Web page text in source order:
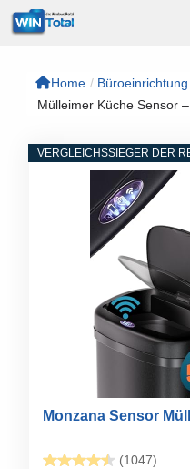
Zum
Inhalt
Home / Büroeinrichtung
Mülleimer Küche Sensor
VERGLEICHSSIEGER DER
Monzana Sensor
(1047)